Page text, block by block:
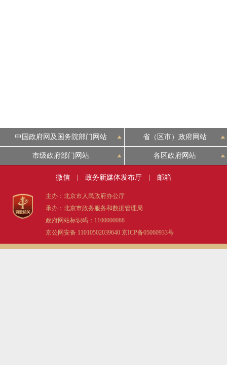
中国政府网及国务院部门网站 省（区市）政府网站
市级政府部门网站 各区政府网站
微信 政务新媒体发布厅 邮箱
主办：北京市人民政府办公厅
承办：北京市政务服务和数据管理局
政府网站标识码：1100000088
京公网安备 11010502039640 京ICP备05060933号